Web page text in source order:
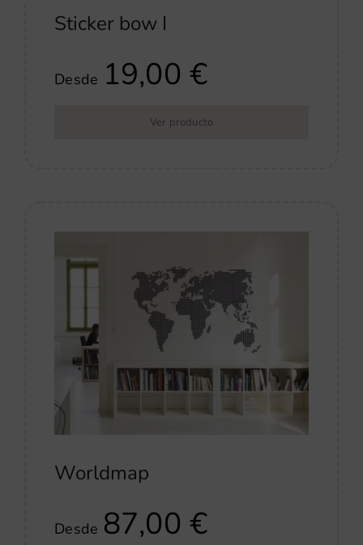
Sticker bow I
Desde 19,00€
Ver producto
Worldmap
Desde 87,00€